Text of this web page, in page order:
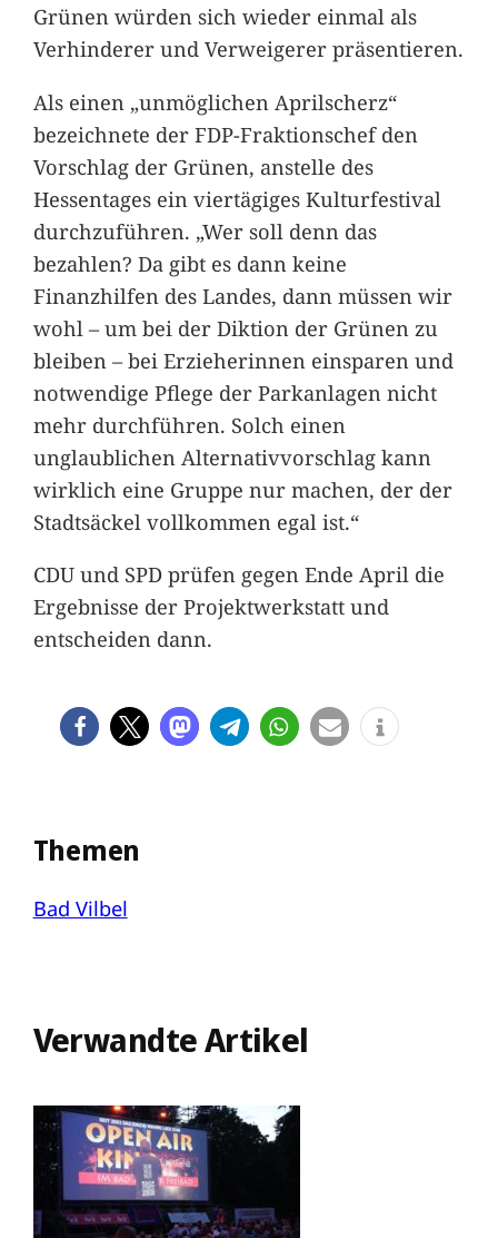
Grünen würden sich wieder einmal als
Verhinderer und Verweigerer präsentieren.
Als einen „unmöglichen Aprilscherz“
bezeichnete der FDP-Fraktionschef den
Vorschlag der Grünen, anstelle des
Hessentages ein viertägiges Kulturfestival
durchzuführen. „Wer soll denn das
bezahlen? Da gibt es dann keine
Finanzhilfen des Landes, dann müssen wir
wohl – um bei der Diktion der Grünen zu
bleiben – bei Erzieherinnen einsparen und
notwendige Pflege der Parkanlagen nicht
mehr durchführen. Solch einen
unglaublichen Alternativvorschlag kann
wirklich eine Gruppe nur machen, der der
Stadtsäckel vollkommen egal ist.“
CDU und SPD prüfen gegen Ende April die
Ergebnisse der Projektwerkstatt und
entscheiden dann.
Themen
Bad Vilbel
Verwandte Artikel